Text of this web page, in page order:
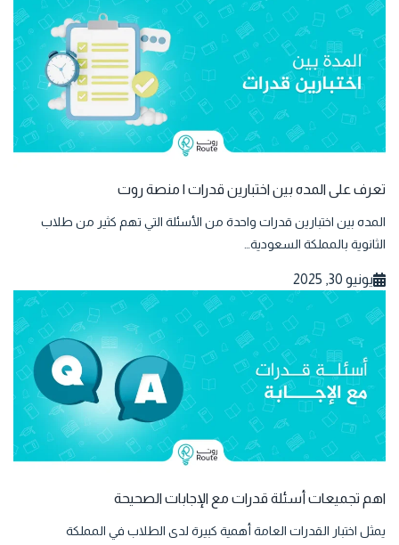
تعرف على المده بين اختبارين قدرات | منصة روت
المده بين اختبارين قدرات واحدة من الأسئلة التي تهم كثير من طلاب
الثانوية بالمملكة السعودية…
يونيو 30, 2025
اهم تجميعات أسئلة قدرات مع الإجابات الصحيحة
يمثل اختبار القدرات العامة أهمية كبيرة لدى الطلاب في المملكة